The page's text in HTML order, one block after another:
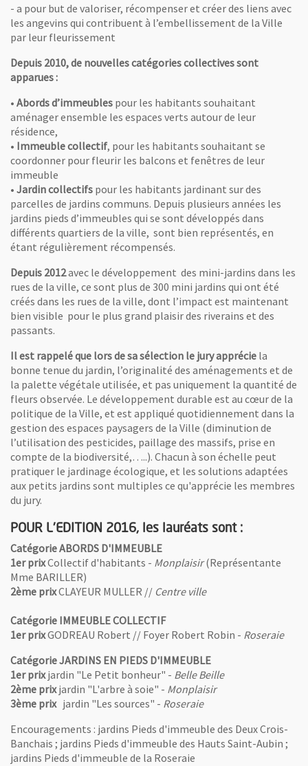
Parcs Jardins et Paysages
- a pour but de valoriser, récompenser et créer des liens avec
les angevins qui contribuent à l’embellissement de la Ville
par leur fleurissement
Depuis 2010, de nouvelles catégories collectives sont
apparues :
• Abords d’immeubles pour les habitants souhaitant
aménager ensemble les espaces verts autour de leur
résidence,
• Immeuble collectif, pour les habitants souhaitant se
coordonner pour fleurir les balcons et fenêtres de leur
immeuble
• Jardin collectifs pour les habitants jardinant sur des
parcelles de jardins communs. Depuis plusieurs années les
jardins pieds d’immeubles qui se sont développés dans
différents quartiers de la ville, sont bien représentés, en
étant régulièrement récompensés.
Depuis 2012avec le développement des mini-jardins dans les
rues de la ville, ce sont plus de 300 mini jardins qui ont été
créés dans les rues de la ville, dont l’impact est maintenant
bien visible pour le plus grand plaisir des riverains et des
passants.
Il est rappelé que lors de sa sélection le jury apprécie la
bonne tenue du jardin, l’originalité des aménagements et de
la palette végétale utilisée, et pas uniquement la quantité de
fleurs observée. Le développement durable est au cœur de la
politique de la Ville, et est appliqué quotidiennement dans la
gestion des espaces paysagers de la Ville (diminution de
l’utilisation des pesticides, paillage des massifs, prise en
compte de la biodiversité,…..). Chacun à son échelle peut
pratiquer le jardinage écologique, et les solutions adaptées
aux petits jardins sont multiples ce qu'apprécie les membres
du jury.
POUR L'EDITION 2016, les lauréats sont :
Catégorie ABORDS D'IMMEUBLE
1er prixCollectif d'habitants - Monplaisir(Représentante
Mme BARILLER)
2ème prixCLAYEUR MULLER // Centre ville
Catégorie IMMEUBLE COLLECTIF
1er prixGODREAU Robert // Foyer Robert Robin - Roseraie
Catégorie JARDINS EN PIEDS D'IMMEUBLE
1er prixjardin "Le Petit bonheur" - Belle Beille
2ème prixjardin "L'arbre à soie" - Monplaisir
3ème prixjardin "Les sources" - Roseraie
Encouragements : jardins Pieds d'immeuble des Deux Crois-
Banchais ; jardins Pieds d'immeuble des Hauts Saint-Aubin ;
jardins Pieds d'immeuble de la Roseraie